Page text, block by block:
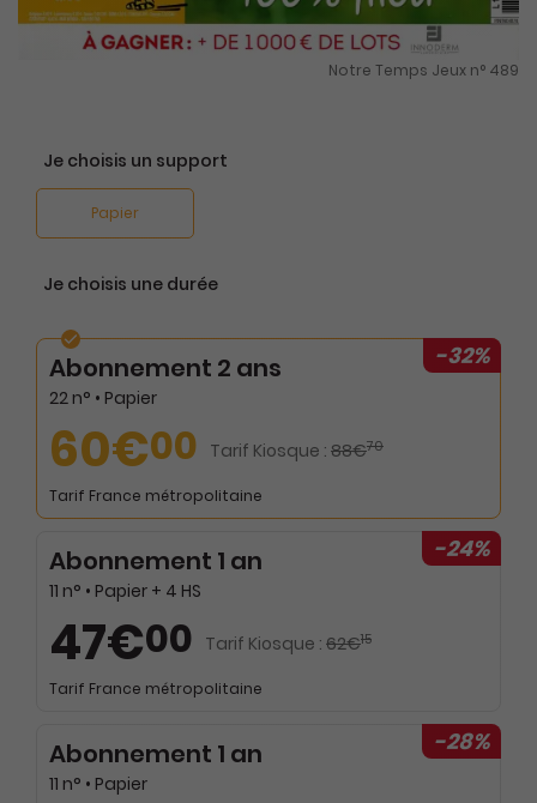
Notre Temps Jeux n° 489
Je choisis un support
Papier
Je choisis une durée
-32%
Abonnement 2 ans
22 n° • Papier
60€00 Tarif Kiosque : 88€70
Tarif France métropolitaine
-24%
Abonnement 1 an
11 n° • Papier + 4 HS
47€00 Tarif Kiosque : 62€15
Tarif France métropolitaine
-28%
Abonnement 1 an
11 n° • Papier